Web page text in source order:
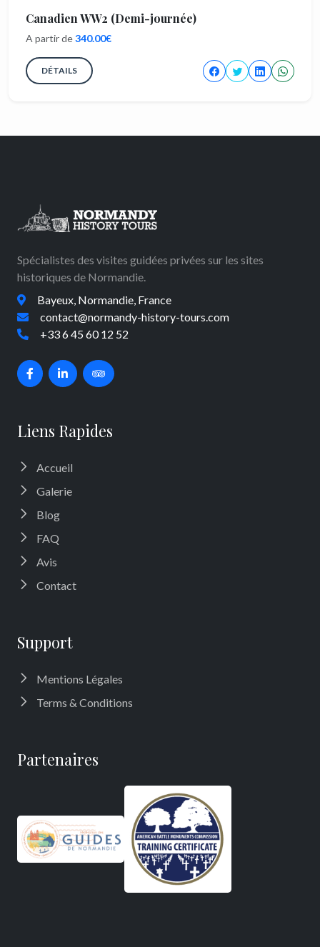
Canadien WW2 (Demi-journée)
A partir de340.00€
DÉTAILS
Spécialistes des visites guidées privées sur les sites
historiques de Normandie.
Bayeux, Normandie, France
contact@normandy-history-tours.com
+33 6 45 60 12 52
Liens Rapides
Accueil
Galerie
Blog
FAQ
Avis
Contact
Support
Mentions Légales
Terms & Conditions
Partenaires